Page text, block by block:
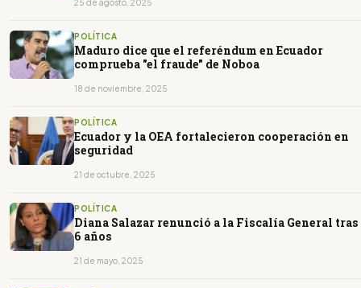
25 de agosto, 2025
POLÍTICA
Maduro dice que el referéndum en Ecuador
comprueba "el fraude" de Noboa
18 de noviembre, 2025
POLÍTICA
Ecuador y la OEA fortalecieron cooperación en
seguridad
21 de octubre, 2025
POLÍTICA
Diana Salazar renunció a la Fiscalía General tras
6 años
21 de mayo, 2025